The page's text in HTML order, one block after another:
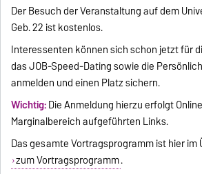
Der Besuch der Veranstaltung auf dem
Geb. 22 ist kostenlos.
Interessenten können sich schon jetzt für
das JOB-Speed-Dating sowie die
anmelden und einen Platz sichern.
Wichtig:Die Anmeldung hierzu erfolgt
Marginalbereich aufgeführten Links.
Das gesamte Vortragsprogramm ist hier im
zum Vortragsprogramm.